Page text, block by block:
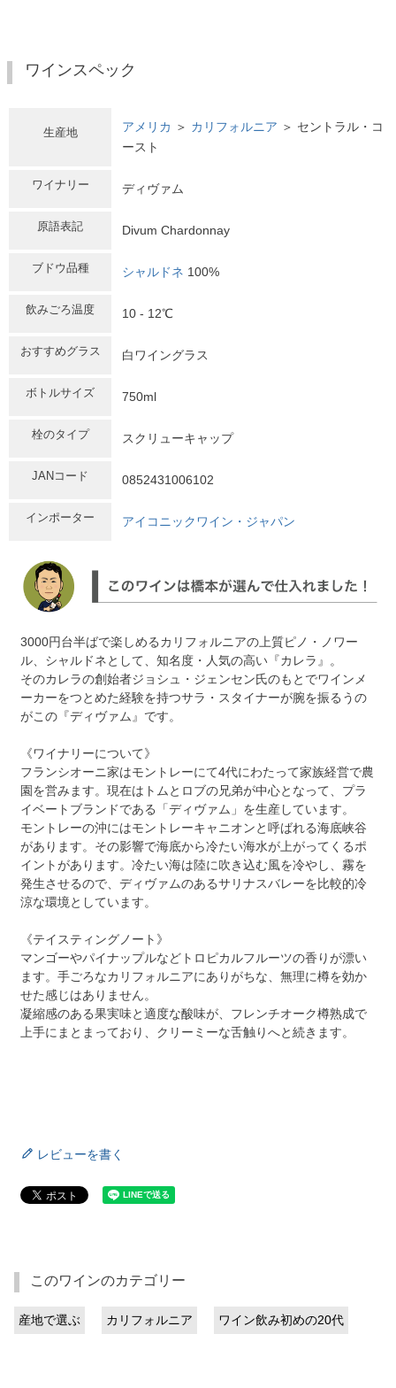
ワインスペック
生産地 アメリカ ＞ カリフォルニア ＞ セントラル・コ
ースト
ワイナリー ディヴァム
原語表記 Divum Chardonnay
ブドウ品種 シャルドネ 100%
飲みごろ温度 10 - 12℃
おすすめグラス 白ワイングラス
ボトルサイズ 750ml
栓のタイプ スクリューキャップ
JANコード 0852431006102
インポーター アイコニックワイン・ジャパン
3000円台半ばで楽しめるカリフォルニアの上質ピノ・ノワー
ル、シャルドネとして、知名度・人気の高い『カレラ』。
そのカレラの創始者ジョシュ・ジェンセン氏のもとでワインメ
ーカーをつとめた経験を持つサラ・スタイナーが腕を振るうの
がこの『ディヴァム』です。
《ワイナリーについて》
フランシオーニ家はモントレーにて4代にわたって家族経営で農
園を営みます。現在はトムとロブの兄弟が中心となって、プラ
イベートブランドである「ディヴァム」を生産しています。
モントレーの沖にはモントレーキャニオンと呼ばれる海底峡谷
があります。その影響で海底から冷たい海水が上がってくるポ
イントがあります。冷たい海は陸に吹き込む風を冷やし、霧を
発生させるので、ディヴァムのあるサリナスバレーを比較的冷
涼な環境としています。
《テイスティングノート》
マンゴーやパイナップルなどトロピカルフルーツの香りが漂い
ます。手ごろなカリフォルニアにありがちな、無理に樽を効か
せた感じはありません。
凝縮感のある果実味と適度な酸味が、フレンチオーク樽熟成で
上手にまとまっており、クリーミーな舌触りへと続きます。
レビューを書く
このワインのカテゴリー
産地で選ぶ カリフォルニア ワイン飲み初めの20代